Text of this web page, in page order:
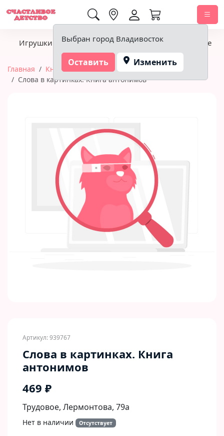
Выбран город Владивосток
Оставить Изменить
Игрушки Детское питание Подгузники, гигиена
Главная Книги
Мозайка-Синтез
Слова в картинках. Книга антонимов
Артикул: 939767
Слова в картинках. Книга
антонимов
469 ₽
Трудовое, Лермонтова, 79а
Нет в наличии Отсутствует